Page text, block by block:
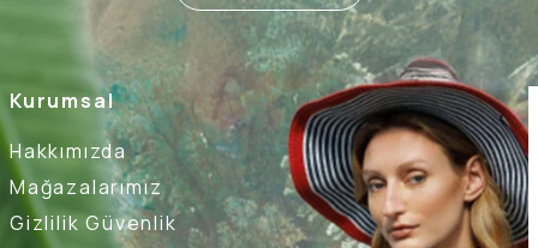
Kurumsal
Hakkımızda
Mağazalarımız
Gizlilik Güvenlik